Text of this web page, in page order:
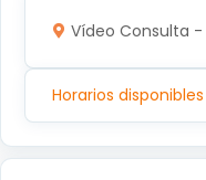
Vídeo Consulta
Horarios disponibles